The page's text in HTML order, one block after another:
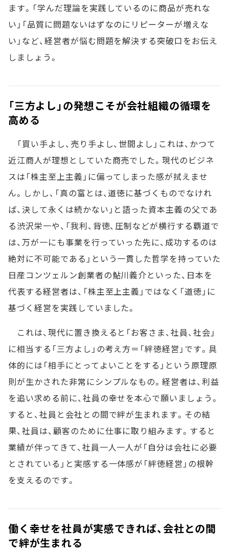
ます。「学んだ理論を実践しているのに商品が売れな
い」「品質に問題ないはずなのにリピーターが増えな
い」など、経営者が悩む問題を解決する突破口をお伝え
しましょう。
「三方よし」の発想こそが会社組織の循環を
高める
「買い手よし、売り手よし、世間よし」これは、かつて
近江商人が理想としていた商売でした。現代のビジネ
スは「株主至上主義」に偏ってしまった感が拭えませ
ん。しかし、「真の富とは、道徳に基づくものでなけれ
ば、決して永くは続かない」と語った資本主義の父であ
る渋沢栄一や、「我利、背徳、圧制などが横行する覇道で
は、万が一にも事業を行っていった先に、成功するのは
絶対に不可能である」という一貫した哲学を持っていた
日産コンツェルン創業者の鮎川義介といった、日本を
代表する経営者は、「株主至上主義」ではなく「道徳」に
基づく経営を実践していました。
これは、現代に置き換えると「お客さま、社員、社会」
に相当する「三方よし」の考え方＝「絆徳経営」です。具
体的には「相手にとってよいことをする」という原理原
則が生かされた非常にシンプルなもの。経営者は、利益
を追い求める前に、社員の幸せを本心で願いましょう。
すると、社員と会社との間で絆が生まれます。その結
果、社員は、顧客のために仕事に取り組みます。すると
業績が伴ってきて、社員一人一人が「自分は会社に必要
とされている」と実感する一体感が「絆徳経営」の根幹
を支えるのです。
働く幸せを社員が実感できれば、会社との間
で絆が生まれる